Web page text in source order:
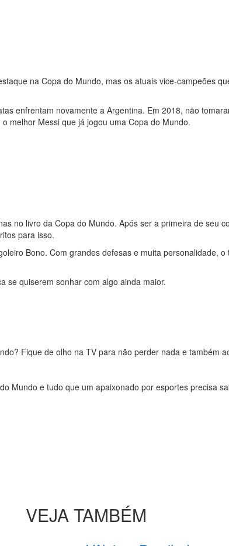
na Copa do Mundo, mas os atuais vice-campeões
enfrentam novamente a Argentina. Em 2018, não
melhor Messi que já jogou uma Copa do Mundo.
no livro da Copa do Mundo. Após ser a primeira de seu
para isso.
Bono. Com grandes defesas e muita personalidade,
se quiserem sonhar com algo ainda maior.
Fique de olho na TV para não perder nada e também
Mundo e tudo que um apaixonado por esportes precisa
VEJA TAMBÉM